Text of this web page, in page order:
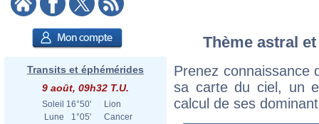
Transits et éphémérides
9 août, 09h32 T.U.
Soleil 16°50'
Lion
Lune
1°05'
Cancer
Thème astral
Prenez connaissance
sa carte du ciel, un
calcul de ses